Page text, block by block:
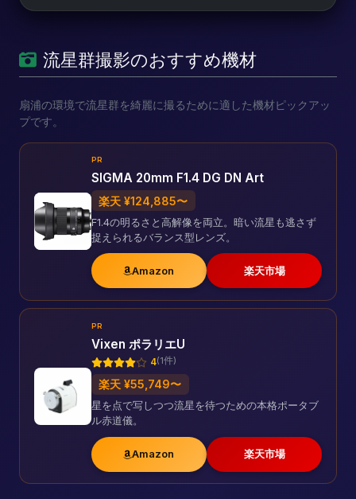
流星群撮影のおすすめ機材
扇浦の環境で流星群を綺麗に撮るために適した機材ピックアッ
プです。
PR
SIGMA 20mm F1.4 DG DN Art
楽天 ¥124,885〜
F1.4の明るさと高解像を両立。暗い流星も逃さず
捉えられるバランス型レンズ。
Amazon 楽天市場
PR
Vixen ポラリエU
4(1件)
楽天 ¥55,749〜
星を点で写しつつ流星を待つための本格ポータブ
ル赤道儀。
Amazon 楽天市場